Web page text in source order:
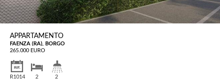
APPARTAMENTO
FAENZA (RA), BORGO
265.000 EURO
R1014 2 2